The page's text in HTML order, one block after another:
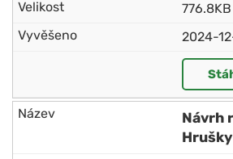
776.8KB
2024-
Návrh